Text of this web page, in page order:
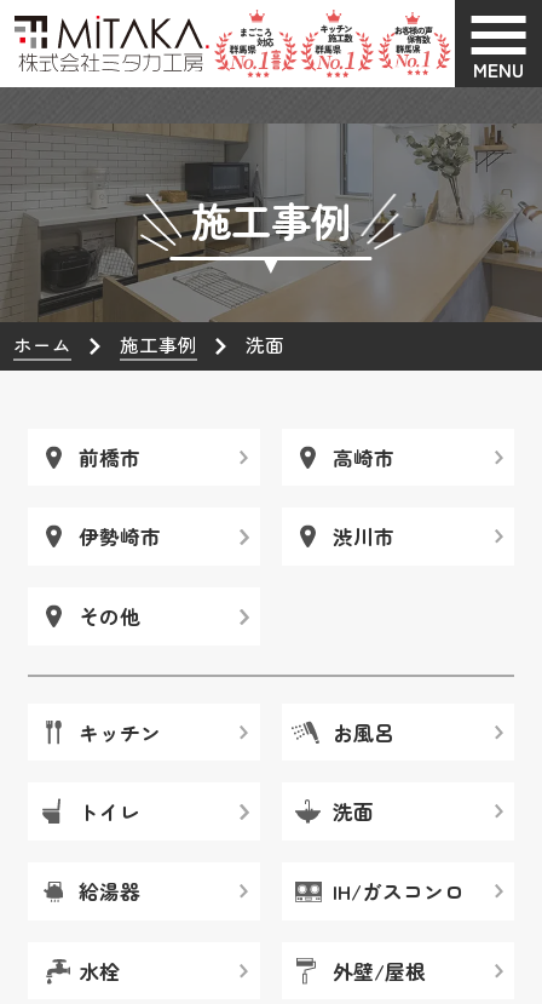
MENU
施工事例
ホーム 施工事例 洗面
前橋市 高崎市
伊勢崎市 渋川市
その他
キッチン お風呂
トイレ 洗面
給湯器 IH/ガスコンロ
水栓 外壁/屋根